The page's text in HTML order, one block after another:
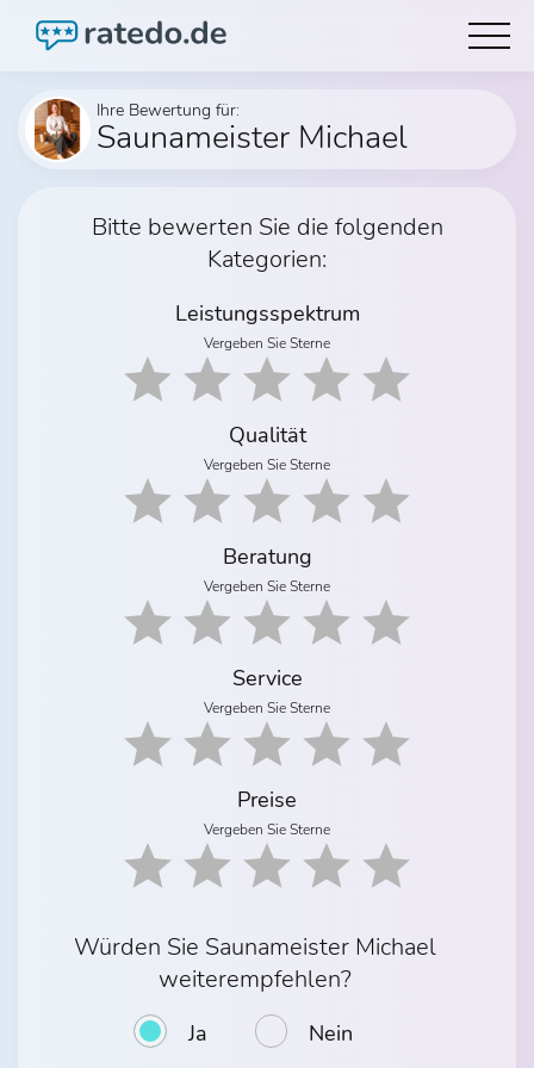
Ihre Bewertung für:
Saunameister Michael
Bitte bewerten Sie die folgenden
Kategorien:
Leistungsspektrum
Vergeben Sie Sterne
Qualität
Vergeben Sie Sterne
Beratung
Vergeben Sie Sterne
Service
Vergeben Sie Sterne
Preise
Vergeben Sie Sterne
Würden Sie Saunameister Michael
weiterempfehlen?
Ja Nein